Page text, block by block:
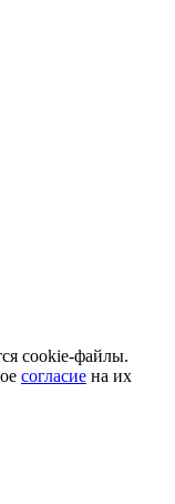
cookie-файлы.
согласие на их